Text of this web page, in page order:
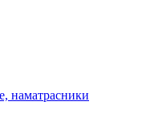
наматрасники